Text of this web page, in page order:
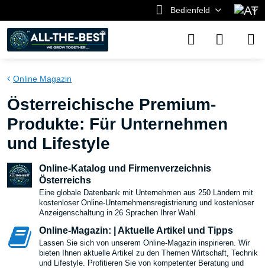
Bedienfeld
Online Magazin
Österreichische Premium-
Produkte: Für Unternehmen
und Lifestyle
Online-Katalog und Firmenverzeichnis
Österreichs
Eine globale Datenbank mit Unternehmen aus 250 Ländern mit
kostenloser Online-Unternehmensregistrierung und kostenloser
Anzeigenschaltung in 26 Sprachen Ihrer Wahl.
Online-Magazin: | Aktuelle Artikel und Tipps
Lassen Sie sich von unserem Online-Magazin inspirieren. Wir
bieten Ihnen aktuelle Artikel zu den Themen Wirtschaft, Technik
und Lifestyle. Profitieren Sie von kompetenter Beratung und